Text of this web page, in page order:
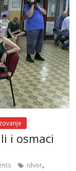
i osmaci
idvor,